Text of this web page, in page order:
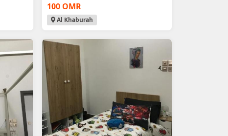
100 OMR
Al Khaburah